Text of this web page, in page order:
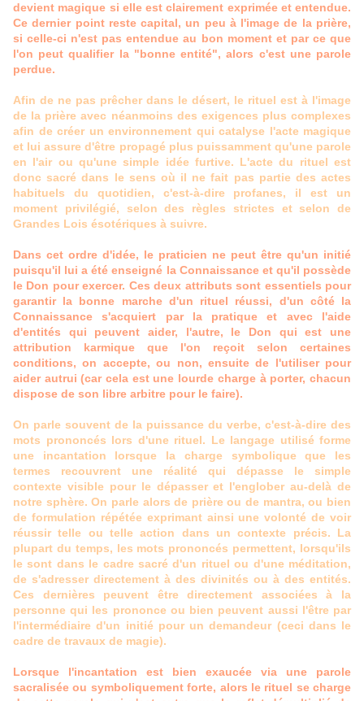
devient magique si elle est clairement exprimée et entendue.
Ce dernier point reste capital, un peu à l'image de la prière,
si celle-ci n'est pas entendue au bon moment et par ce que
l'on peut qualifier la "bonne entité", alors c'est une parole
perdue.
Afin de ne pas prêcher dans le désert, le rituel est à l'image
de la prière avec néanmoins des exigences plus complexes
afin de créer un environnement qui catalyse l'acte magique
et lui assure d'être propagé plus puissamment qu'une parole
en l'air ou qu'une simple idée furtive. L'acte du rituel est
donc sacré dans le sens où il ne fait pas partie des actes
habituels du quotidien, c'est-à-dire profanes, il est un
moment privilégié, selon des règles strictes et selon de
Grandes Lois ésotériques à suivre.
Dans cet ordre d'idée, le praticien ne peut être qu'un initié
puisqu'il lui a été enseigné la Connaissance et qu'il possède
le Don pour exercer. Ces deux attributs sont essentiels pour
garantir la bonne marche d'un rituel réussi, d'un côté la
Connaissance s'acquiert par la pratique et avec l'aide
d'entités qui peuvent aider, l'autre, le Don qui est une
attribution karmique que l'on reçoit selon certaines
conditions, on accepte, ou non, ensuite de l'utiliser pour
aider autrui (car cela est une lourde charge à porter, chacun
dispose de son libre arbitre pour le faire).
On parle souvent de la puissance du verbe, c'est-à-dire des
mots prononcés lors d'une rituel. Le langage utilisé forme
une incantation lorsque la charge symbolique que les
termes recouvrent une réalité qui dépasse le simple
contexte visible pour le dépasser et l'englober au-delà de
notre sphère. On parle alors de prière ou de mantra, ou bien
de formulation répétée exprimant ainsi une volonté de voir
réussir telle ou telle action dans un contexte précis. La
plupart du temps, les mots prononcés permettent, lorsqu'ils
le sont dans le cadre sacré d'un rituel ou d'une méditation,
de s'adresser directement à des divinités ou à des entités.
Ces dernières peuvent être directement associées à la
personne qui les prononce ou bien peuvent aussi l'être par
l'intermédiaire d'un initié pour un demandeur (ceci dans le
cadre de travaux de magie).
Lorsque l'incantation est bien exaucée via une parole
sacralisée ou symboliquement forte, alors le rituel se charge